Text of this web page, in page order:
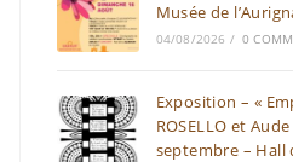
Musée de
04/08/2026 / 0
Exposition – «
ROSELLO et
septembre – Hall